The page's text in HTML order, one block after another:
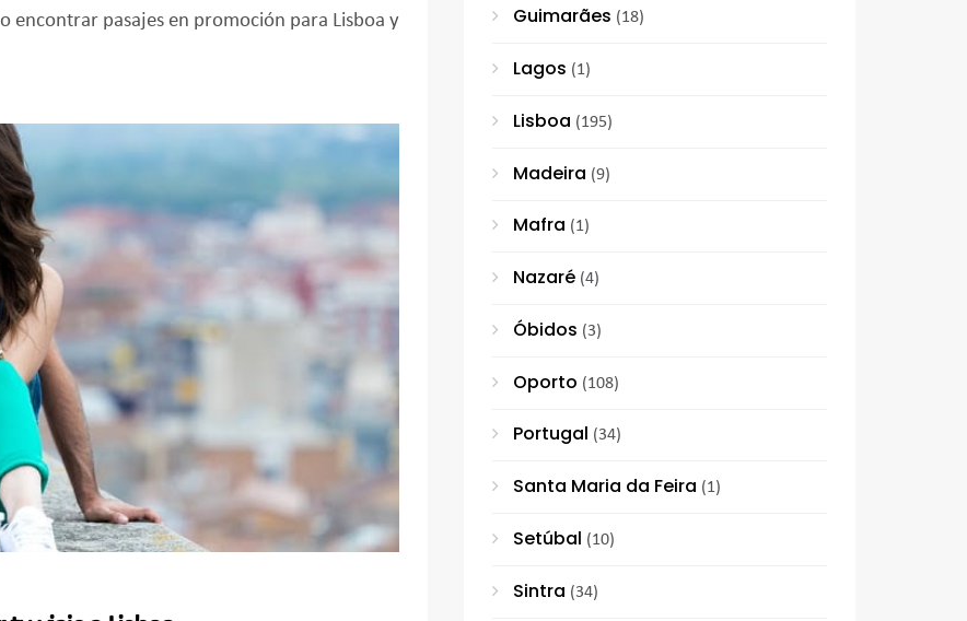
encontrar pasajes en promoción para Lisboa y
Guimarães (18)
Lagos (1)
Lisboa (195)
Madeira (9)
Mafra (1)
Nazaré (4)
Óbidos (3)
Oporto (108)
Portugal (34)
Santa Maria da Feira (1)
Setúbal (10)
Sintra (34)